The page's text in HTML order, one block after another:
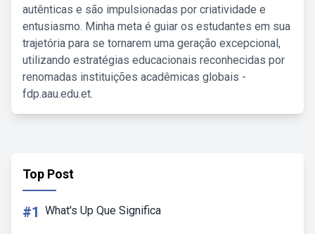
autênticas e são impulsionadas por criatividade e
entusiasmo. Minha meta é guiar os estudantes em sua
trajetória para se tornarem uma geração excepcional,
utilizando estratégias educacionais reconhecidas por
renomadas instituições acadêmicas globais -
fdp.aau.edu.et.
Top Post
#1 What's Up Que Significa